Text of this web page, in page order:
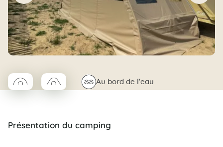
◯Coco rond
□Coco trapeze
🌊Au bord de l'eau
Présentation du camping